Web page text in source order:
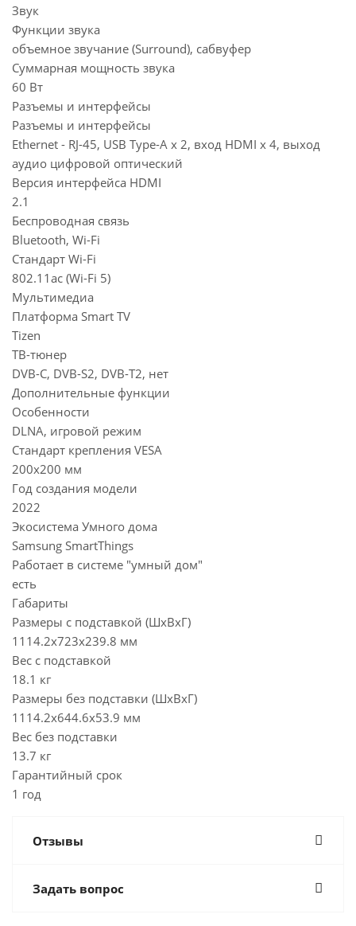
Звук
Функции звука
объемное звучание (Surround), сабвуфер
Суммарная мощность звука
60 Вт
Разъемы и интерфейсы
Разъемы и интерфейсы
Ethernet - RJ-45, USB Type-A x 2, вход HDMI x 4, выход
аудио цифровой оптический
Версия интерфейса HDMI
2.1
Беспроводная связь
Bluetooth, Wi-Fi
Стандарт Wi-Fi
802.11ac (Wi-Fi 5)
Мультимедиа
Платформа Smart TV
Tizen
ТВ-тюнер
DVB-C, DVB-S2, DVB-T2, нет
Дополнительные функции
Особенности
DLNA, игровой режим
Стандарт крепления VESA
200x200 мм
Год создания модели
2022
Экосистема Умного дома
Samsung SmartThings
Работает в системе "умный дом"
есть
Габариты
Размеры с подставкой (ШxВxГ)
1114.2x723x239.8 мм
Вес с подставкой
18.1 кг
Размеры без подставки (ШxВxГ)
1114.2x644.6x53.9 мм
Вес без подставки
13.7 кг
Гарантийный срок
1 год
Отзывы
Задать вопрос